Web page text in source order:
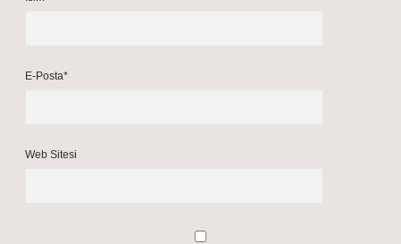
E-Posta*
Web Sitesi